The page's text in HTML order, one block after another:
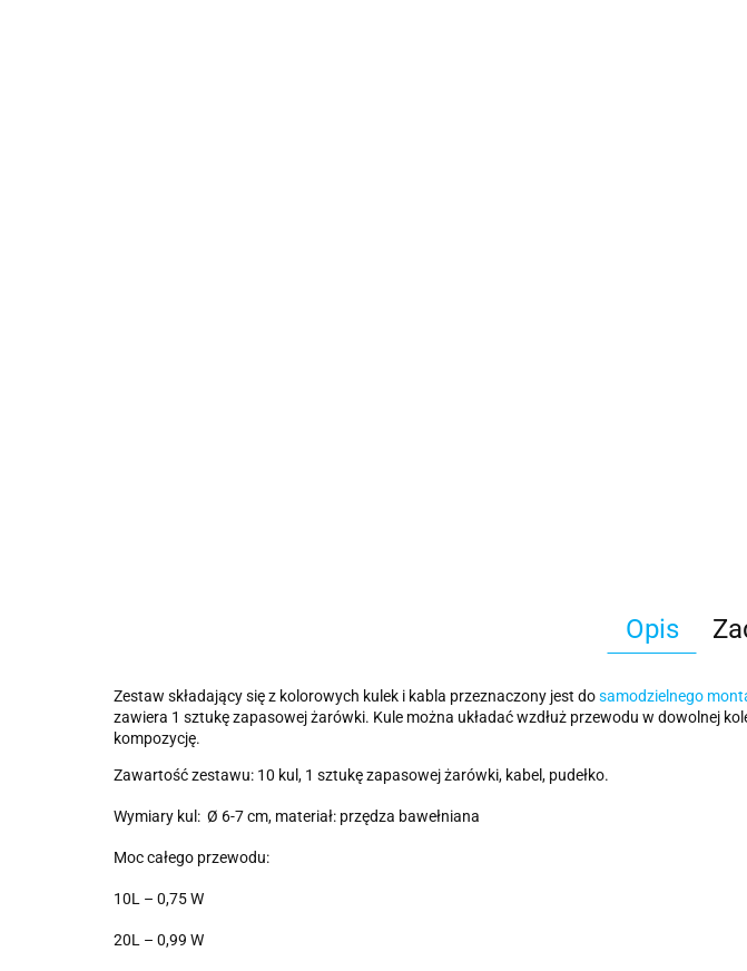
Opis
Zestaw składający się z kolorowych kulek i kabla przeznaczony jest dosamodzielnego
zawiera 1 sztukę zapasowej żarówki. Kule można układać wzdłuż przewodu w dowolnej
kompozycję.
Zawartość zestawu: 10 kul, 1 sztukę zapasowej żarówki, kabel, pudełko.
Wymiary kul: Ø 6-7 cm, materiał: przędza bawełniana
Moc całego przewodu:
10L – 0,75 W
20L – 0,99 W